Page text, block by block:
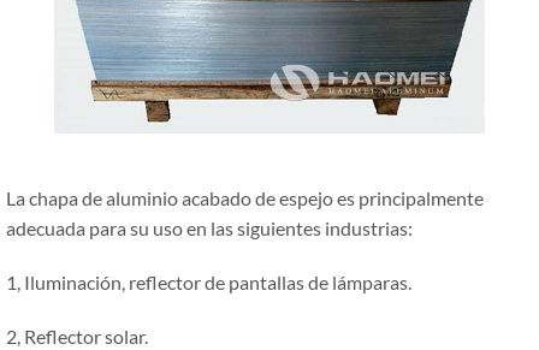
La chapa de aluminio acabado de espejo es principalmente
adecuada para su uso en las siguientes industrias:
1, Iluminación, reflector de pantallas de lámparas.
2, Reflector solar.